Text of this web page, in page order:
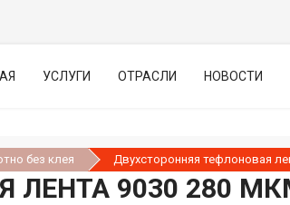
УСЛУГИ ОТРАСЛИ НОВОСТИ
без клея Двухсторонняя тефлоновая
ЛЕНТА 9030 280